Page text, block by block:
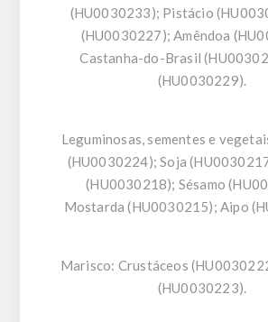
(HU0030233); Pistácio
(HU0030227); Amêndoa
Castanha-do-Brasil
(HU0030229).
Leguminosas, sementes e
(HU0030224); Soja
(HU0030218); Sésamo
Mostarda (HU0030215); Aipo
Marisco: Crustáceos
(HU0030223).